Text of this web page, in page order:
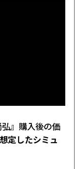
』購入後の価
定したシミュ